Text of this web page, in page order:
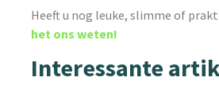
Heeft u nog leuke, slimme of
het ons weten!
Interessante